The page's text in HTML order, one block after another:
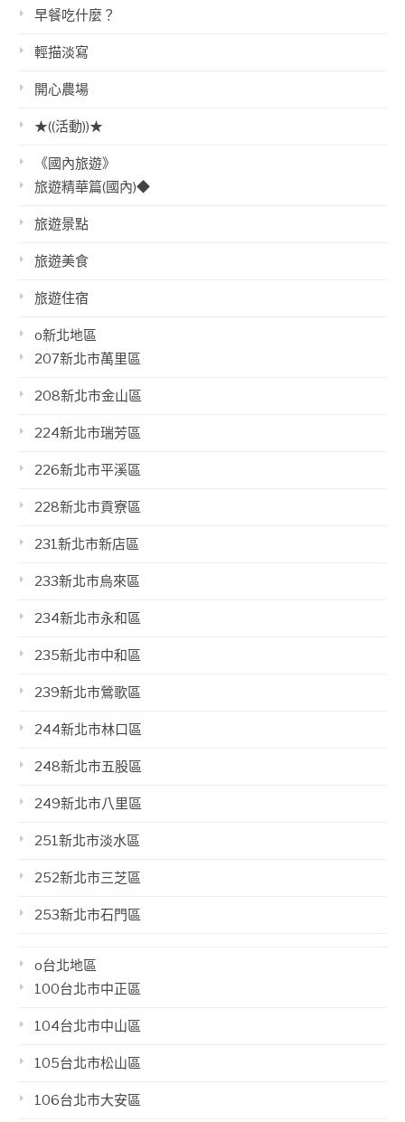
早餐吃什麼？
輕描淡寫
開心農場
★((活動))★
《國內旅遊》
旅遊精華篇(國內)◆
旅遊景點
旅遊美食
旅遊住宿
o新北地區
207新北市萬里區
208新北市金山區
224新北市瑞芳區
226新北市平溪區
228新北市貢寮區
231新北市新店區
233新北市烏來區
234新北市永和區
235新北市中和區
239新北市鶯歌區
244新北市林口區
248新北市五股區
249新北市八里區
251新北市淡水區
252新北市三芝區
253新北市石門區
o台北地區
100台北市中正區
104台北市中山區
105台北市松山區
106台北市大安區